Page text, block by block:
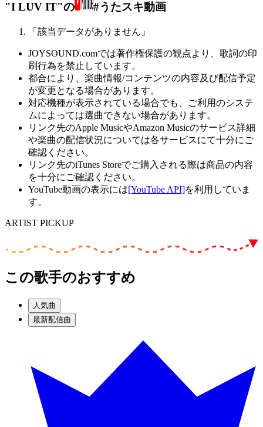
"I LUV IT"の #うたスキ動画
「該当データがありません」
JOYSOUND.comでは著作権保護の観点より、歌詞の印
刷行為を禁止しています。
都合により、楽曲情報/コンテンツの内容及び配信予定
が変更となる場合があります。
対応機種が表示されている場合でも、ご利用のシステ
ムによっては選曲できない場合があります。
リンク先のApple MusicやAmazon Musicのサービス詳細
や楽曲の配信状況については各サービスにて十分にご
確認ください。
リンク先のiTunes Storeでご購入される際は商品の内容
を十分にご確認ください。
YouTube動画の表示には[YouTube API]を利用していま
す。
ARTIST PICKUP
この歌手のおすすめ
人気曲
最新配信曲